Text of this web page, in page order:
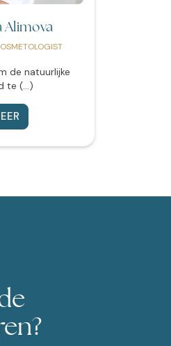
Alimova
de natuurlijke
te (...)